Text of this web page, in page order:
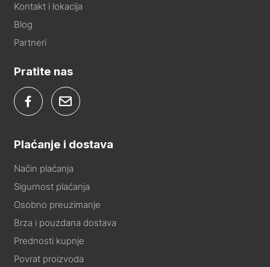
Kontakt i lokacija
Blog
Partneri
Pratite nas
Plaćanje i dostava
Način plaćanja
Sigurnost plaćanja
Osobno preuzimanje
Brza i pouzdana dostava
Prednosti kupnje
Povrat proizvoda